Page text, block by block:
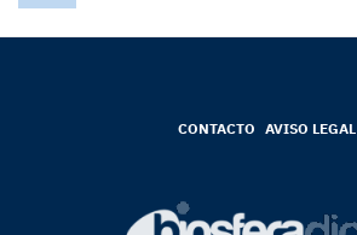
CONTACTO AVISO LEGAL